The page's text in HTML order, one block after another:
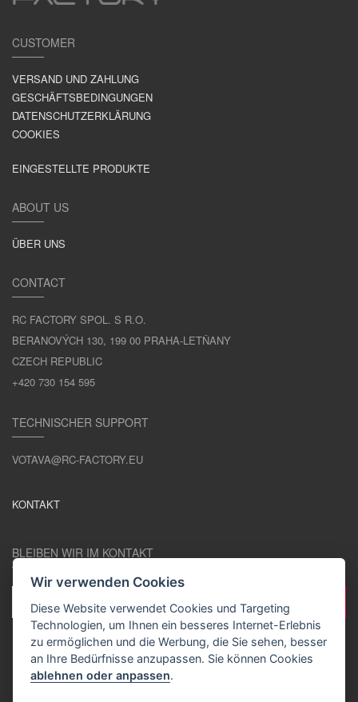
CUSTOMER
VERSAND UND ZAHLUNG
GESCHÄFTSBEDINGUNGEN
DATENSCHUTZERKLÄRUNG
COOKIES
EINGESTELLTE PRODUKTE
ABOUT US
ÜBER UNS
CONTACT
RC FACTORY SPOL. S R.O.
BERANOVÝCH 130, 199 00 PRAHA-LETŇANY
CZECH REPUBLIC
+420 730 154 595
TECHNISCHER SUPPORT
VOTAVA@RC-FACTORY.EU
KONTAKT
BLEIBEN WIR IM KONTAKT
Wir verwenden Cookies
Diese Website verwendet Cookies und Targeting
Technologien, um Ihnen ein besseres Internet-Erlebnis
zu ermöglichen und die Werbung, die Sie sehen, besser
an Ihre Bedürfnisse anzupassen. Sie können Cookies
ablehnen oder anpassen.